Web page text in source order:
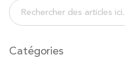
Chercher
Catégories